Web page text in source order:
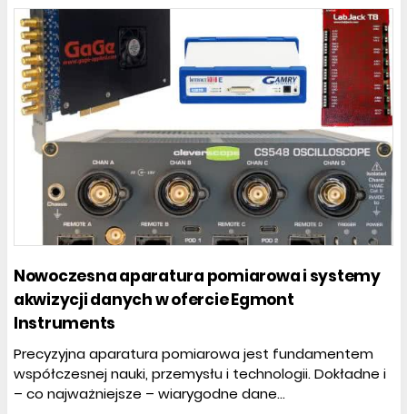
Nowoczesna aparatura pomiarowa i systemy
akwizycji danych w ofercie Egmont
Instruments
Precyzyjna aparatura pomiarowa jest fundamentem
współczesnej nauki, przemysłu i technologii. Dokładne i
– co najważniejsze – wiarygodne dane...